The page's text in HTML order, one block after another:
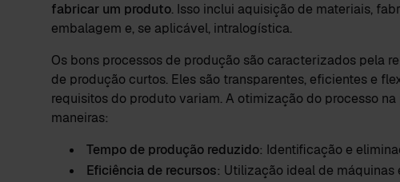
fabricar um produto. Isso inclui aquisição de materiais,
embalagem e, se aplicável, intralogística.
Os bons processos de produção são caracterizados pela
de produção curtos. Eles são transparentes, eficientes e
requisitos do produto variam. A otimização do processo
maneiras:
Tempo de produção reduzido: Identificação e
Eficiência de recursos: Utilização ideal de máquinas